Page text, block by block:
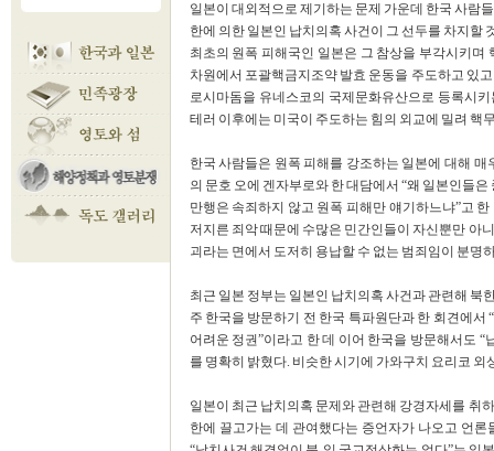
일본이 대외적으로 제기하는 문제 가운데 한국 사람
한에 의한 일본인 납치의혹 사건이 그 선두를 차지할
최초의 원폭 피해국인 일본은 그 참상을 부각시키
차원에서 포괄핵금지조약 발효 운동을 주도하고 있
로시마돔을 유네스코의 국제문화유산으로 등록시
테러 이후에는 미국이 주도하는 힘의 외교에 밀려 핵
한국 사람들은 원폭 피해를 강조하는 일본에 대해
의 문호 오에 겐자부로와 한 대담에서 “왜 일본인들
만행은 속죄하지 않고 원폭 피해만 얘기하느냐”고
저지른 죄악 때문에 수많은 민간인들이 자신뿐만 아
괴라는 면에서 도저히 용납할 수 없는 범죄임이 분명
최근 일본 정부는 일본인 납치의혹 사건과 관련해 북
주 한국을 방문하기 전 한국 특파원단과 한 회견에
어려운 정권”이라고 한 데 이어 한국을 방문해서도
를 명확히 밝혔다. 비슷한 시기에 가와구치 요리코
일본이 최근 납치의혹 문제와 관련해 강경자세를 취
한에 끌고가는 데 관여했다는 증언자가 나오고 언